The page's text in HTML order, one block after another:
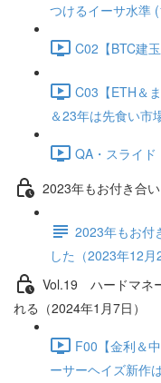
つけるイーサ水準
C02【BTC建
C03【ETH＆
＆23年は先食い市
QA・スライ
2023年もお付き合
2023年もお付
した（2023年12月
Vol.19 ハードマネ
れる（2024年1月7日）
F00【金利＆
ーサーヘイズ新作